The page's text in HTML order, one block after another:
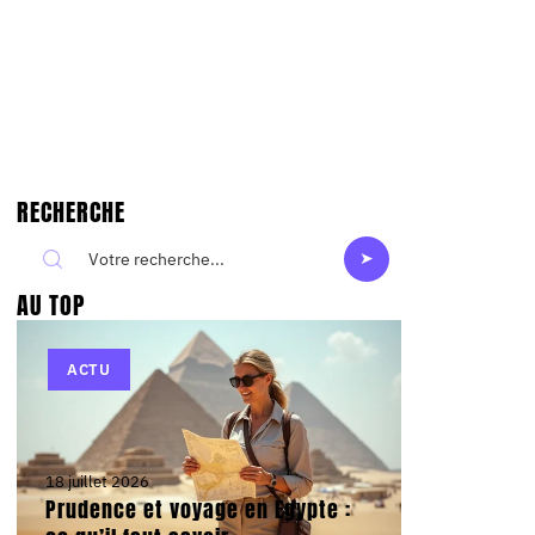
RECHERCHE
AU TOP
ACTU
18 juillet 2026
Prudence et voyage en Egypte :